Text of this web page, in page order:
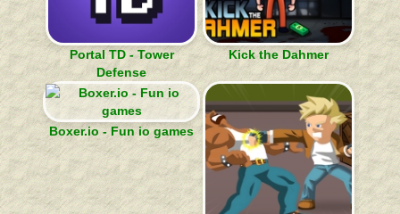
Portal TD - Tower
Defense
Kick the Dahmer
Boxer.io - Fun io games